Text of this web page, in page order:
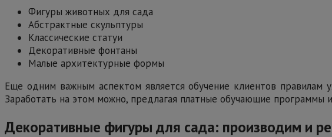
Фигуры животных для сада
Абстрактные скульптуры
Классические статуи
Декоративные фонтаны
Малые архитектурные формы
Еще одним важным аспектом является обучение клиентов правилам
Заработать на этом можно, предлагая платные обучающие программы
Декоративные фигуры для сада: производим и